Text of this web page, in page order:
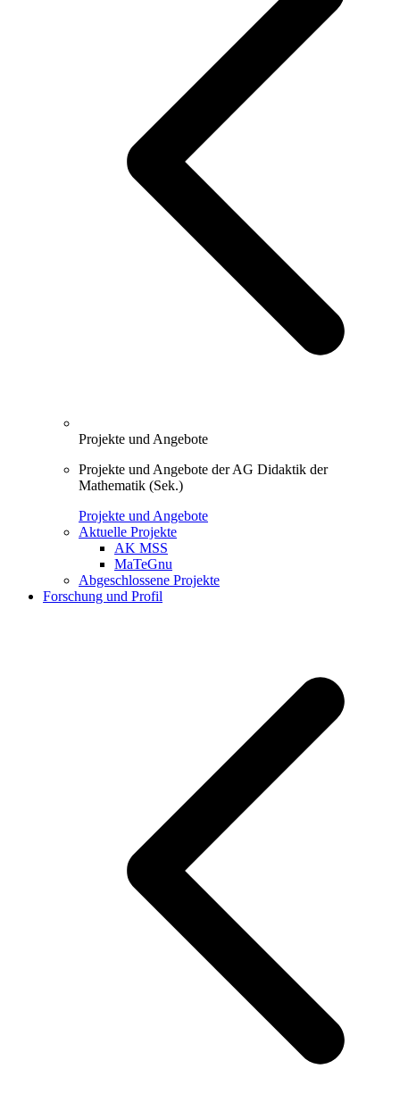
Projekte und Angebote
Projekte und Angebote der AG Didaktik der
Mathematik (Sek.)
Projekte und Angebote
Aktuelle Projekte
AK MSS
MaTeGnu
Abgeschlossene Projekte
Forschung und Profil